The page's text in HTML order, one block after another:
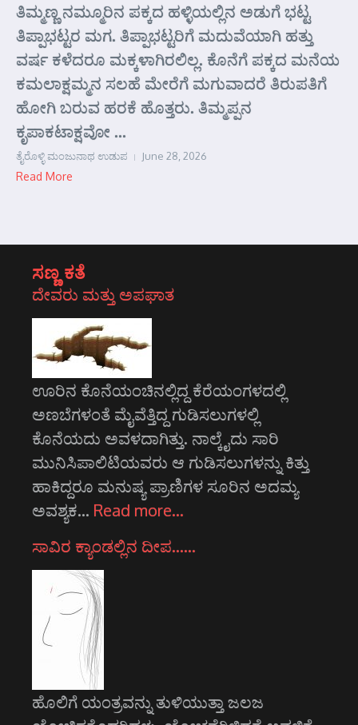
ತಿಮ್ಮಣ್ಣ ನಮ್ಮೂರಿನ ಪಕ್ಕದ ಹಳ್ಳಿಯಲ್ಲಿನ ಅಡುಗೆ ಭಟ್ಟ
ತಿಪ್ಪಾಭಟ್ಟರ ಮಗ. ತಿಪ್ಪಾಭಟ್ಟರಿಗೆ ಮದುವೆಯಾಗಿ ಹತ್ತು
ವರ್ಷ ಕಳೆದರೂ ಮಕ್ಕಳಾಗಿರಲಿಲ್ಲ. ಕೊನೆಗೆ ಪಕ್ಕದ ಮನೆಯ
ಕಮಲಾಕ್ಷಮ್ಮನ ಸಲಹೆ ಮೇರೆಗೆ ಮಗುವಾದರೆ ತಿರುಪತಿಗೆ
ಹೋಗಿ ಬರುವ ಹರಕೆ ಹೊತ್ತರು. ತಿಮ್ಮಪ್ಪನ
ಕೃಪಾಕಟಾಕ್ಷವೋ ...
ತೈರೊಳ್ಳಿ ಮಂಜುನಾಥ ಉಡುಪ June 28, 2026
Read More
ಸಣ್ಣ ಕತೆ
ದೇವರು ಮತ್ತು ಅಪಘಾತ
ಊರಿನ ಕೊನೆಯಂಚಿನಲ್ಲಿದ್ದ ಕೆರೆಯಂಗಳದಲ್ಲಿ
ಅಣಬೆಗಳಂತೆ ಮೈವೆತ್ತಿದ್ದ ಗುಡಿಸಲುಗಳಲ್ಲಿ
ಕೊನೆಯದು ಅವಳದಾಗಿತ್ತು. ನಾಲ್ಕೈದು ಸಾರಿ
ಮುನಿಸಿಪಾಲಿಟಿಯವರು ಆ ಗುಡಿಸಲುಗಳನ್ನು ಕಿತ್ತು
ಹಾಕಿದ್ದರೂ ಮನುಷ್ಯ ಪ್ರಾಣಿಗಳ ಸೂರಿನ ಅದಮ್ಯ
ಅವಶ್ಯಕ… Read more…
ಸಾವಿರ ಕ್ಯಾಂಡಲ್ಲಿನ ದೀಪ……
ಹೊಲಿಗೆ ಯಂತ್ರವನ್ನು ತುಳಿಯುತ್ತಾ ಜಲಜ